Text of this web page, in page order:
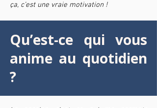
ça, c’est une vraie motivation !
Qu’est-ce qui vous
anime au quotidien
?